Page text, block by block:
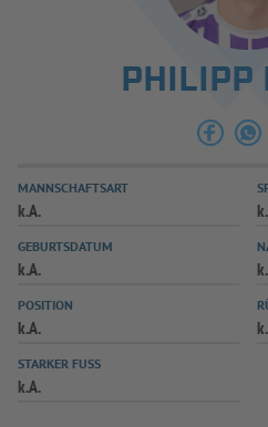
SPIELBETRIEB &
AUSBILDUNG & FÖRDERUNG
PHILIPP
MANNSCHAFTSART
k.A.
GEBURTSDATUM
k.A.
POSITION
k.A.
STARKER FUSS
k.A.